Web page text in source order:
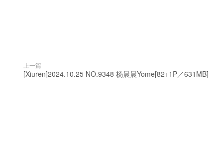
上一篇
[Xiuren]2024.10.25 NO.9348 杨晨晨Yome[82+1P／631MB]